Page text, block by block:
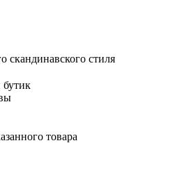
скандинавского стиля
бутик
товара